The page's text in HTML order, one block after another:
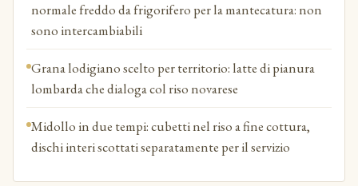
normale freddo da frigorifero per la mantecatura: non
sono intercambiabili
Grana lodigiano scelto per territorio: latte di pianura
lombarda che dialoga col riso novarese
Midollo in due tempi: cubetti nel riso a fine cottura,
dischi interi scottati separatamente per il servizio